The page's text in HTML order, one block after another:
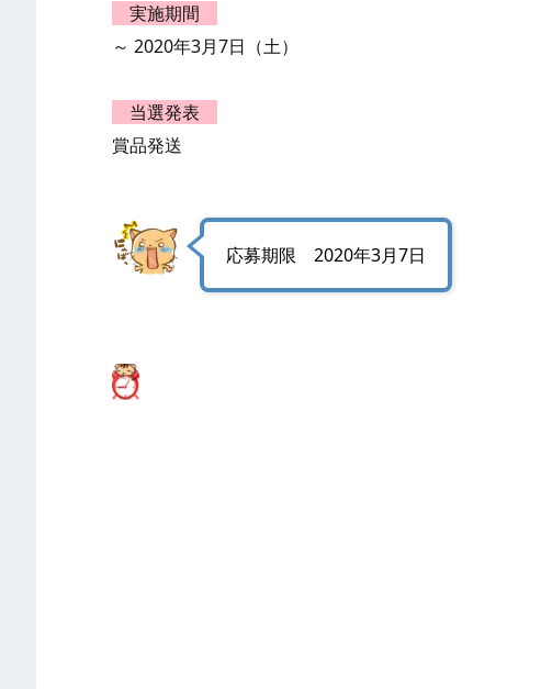
実施期間
～ 2020年3月7日（土）
当選発表
賞品発送
応募期限 2020年3月7日